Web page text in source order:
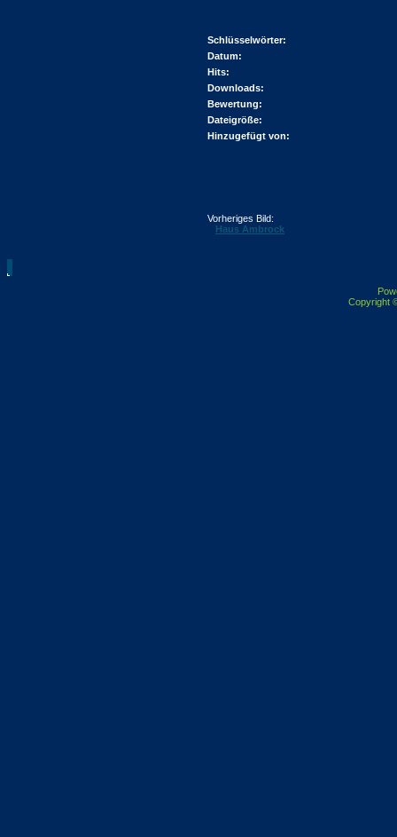
Schlüsselwörter:
Datum:
Hits:
Downloads:
Bewertung:
Dateigröße:
Hinzugefügt von:
Vorheriges Bild:
Haus Ambrock
Copyright